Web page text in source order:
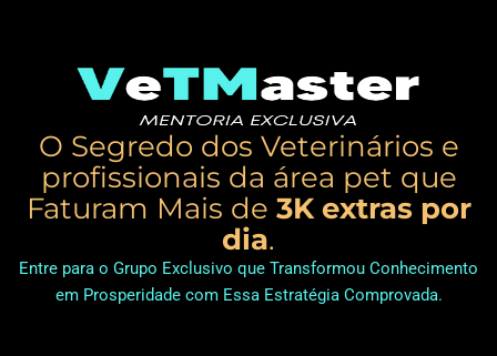
O Segredo dos Veterinários e
profissionais da área pet que
Faturam Mais de 3K extras por
dia.
Entre para o Grupo Exclusivo que Transformou Conhecimento
em Prosperidade com Essa Estratégia Comprovada.